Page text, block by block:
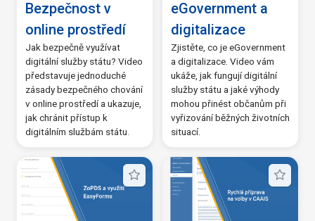
Bezpečnost v
online prostředí
Jak bezpečně využívat
digitální služby státu? Video
představuje jednoduché
zásady bezpečného chování
v online prostředí a ukazuje,
jak chránit přístup k
digitálním službám státu.
eGovernment a
digitalizace
Zjistěte, co je eGovernment
a digitalizace. Video vám
ukáže, jak fungují digitální
služby státu a jaké výhody
mohou přinést občanům při
vyřizování běžných životních
situací.